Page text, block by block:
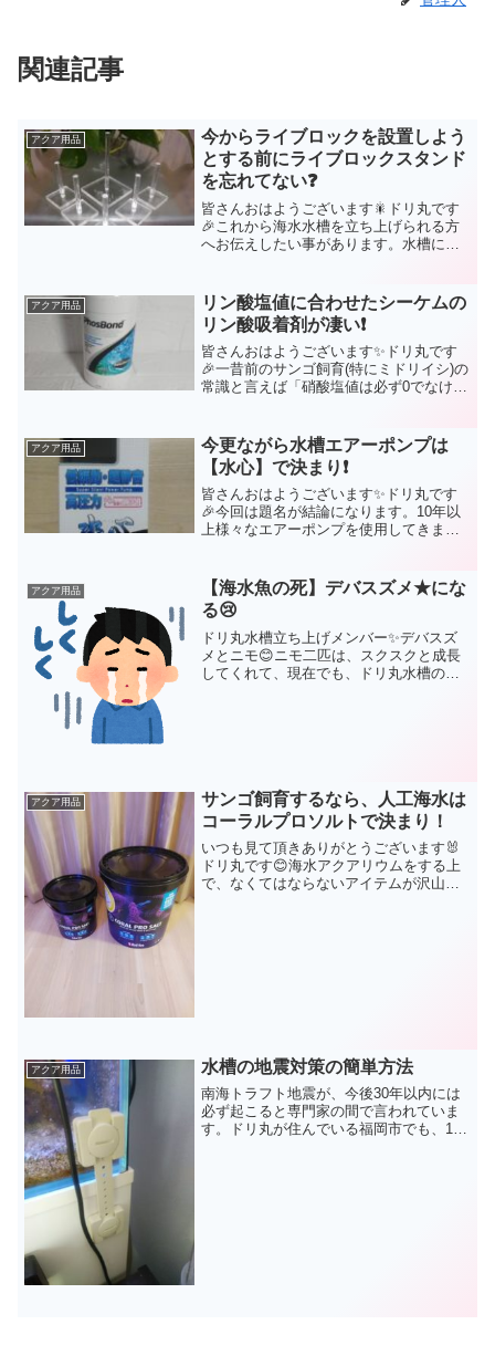
関連記事
アクア用品
今からライブロックを設置しよう
とする前にライブロックスタンド
を忘れてない❓
皆さんおはようございます🎇ドリ丸です
🎉これから海水水槽を立ち上げられる方
へお伝えしたい事があります。水槽に機
って結構始めるまでの準備品が多いです
もんね😂その準備品の中に...
アクア用品
リン酸塩値に合わせたシーケムの
リン酸吸着剤が凄い❗
皆さんおはようございます✨ドリ丸です
🎉一昔前のサンゴ飼育(特にミドリイシ)の
常識と言えば「硝酸塩値は必ず0でなけれ
できるのですが、海外のアクアリストの
方々で、あえて...
アクア用品
今更ながら水槽エアーポンプは
【水心】で決まり❗
皆さんおはようございます✨ドリ丸です
🎉今回は題名が結論になります。10年以
上様々なエアーポンプを使用してきまし
ポンプを使用しています🤗アクアリウム
をする以上、エアーポン...
アクア用品
【海水魚の死】デバスズメ★にな
る😢
ドリ丸水槽立ち上げメンバー✨デバスズ
メとニモ😊ニモ二匹は、スクスクと成長
してくれて、現在でも、ドリ丸水槽の主
アクア用品
サンゴ飼育するなら、人工海水は
コーラルプロソルトで決まり！
いつも見て頂きありがとうございます🐰
ドリ丸です😊海水アクアリウムをする上
で、なくてはならないアイテムが沢山あ
アクア用品 水槽の地震対策の簡単方法
南海トラフト地震が、今後30年以内には
必ず起こると専門家の間で言われていま
す。ドリ丸が住んでいる福岡市でも、15